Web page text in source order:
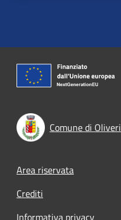
Comune di Oliveri
Footer menu
Area riservata
Crediti
Informativa privacy